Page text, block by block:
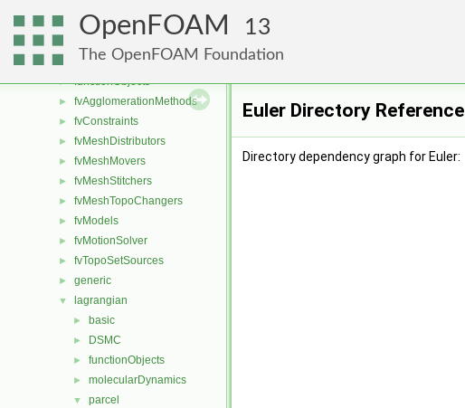
OpenFOAM 13
The OpenFOAM Foundation
dummyThirdParty
fileFormats
finiteVolume
► functionObjects
► fvAgglomerationMethods
► fvConstraints
► fvMeshDistributors
► fvMeshMovers
► fvMeshStitchers
► fvMeshTopoChangers
► fvModels
► fvMotionSolver
► fvTopoSetSources
► generic
▼ lagrangian
► basic
► DSMC
► functionObjects
► molecularDynamics
▼ parcel
Euler Directory Reference
Directory dependency graph for Euler: